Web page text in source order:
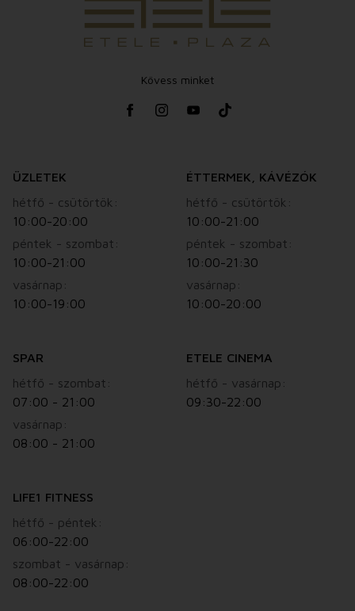
Kövess minket
ÜZLETEK
hétfő - csütörtök:
10:00-20:00
péntek - szombat:
10:00-21:00
vasárnap:
10:00-19:00
ÉTTERMEK, KÁVÉZÓK
hétfő - csütörtök:
10:00-21:00
péntek - szombat:
10:00-21:30
vasárnap:
10:00-20:00
SPAR
hétfő - szombat:
07:00 - 21:00
vasárnap:
08:00 - 21:00
ETELE CINEMA
hétfő - vasárnap:
09:30-22:00
LIFE1 FITNESS
hétfő - péntek:
06:00-22:00
szombat - vasárnap:
08:00-22:00